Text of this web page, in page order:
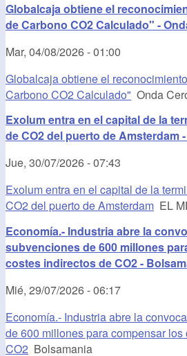
Globalcaja obtiene el
de Carbono CO2 Calculado" -
Mar, 04/08/2026 - 01:00
Globalcaja obtiene el
Carbono CO2 Calculado" Onda
Exolum entra en el capital de la
de CO2 del puerto de Amsterdam
Jue, 30/07/2026 - 07:43
Exolum entra en el capital de la
CO2 del puerto de Amsterdam EL
Economía.- Industria abre la
subvenciones de 600 millones
costes indirectos de CO2 -
Mié, 29/07/2026 - 06:17
Economía.- Industria abre la
de 600 millones para compensar
CO2 Bolsamania